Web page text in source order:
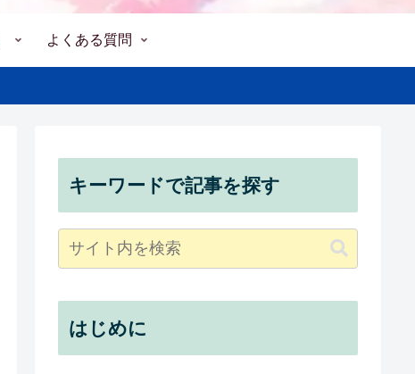
よくある質問
キーワードで記事を探す
はじめに